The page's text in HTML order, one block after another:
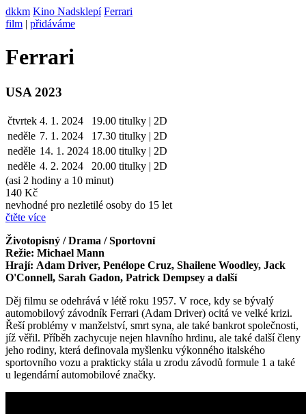
dkkm Kino Nadsklepí Ferrari
film | přidáváme
Ferrari
USA 2023
čtvrtek 4. 1. 2024 19.00 titulky | 2D
neděle 7. 1. 2024 17.30 titulky | 2D
neděle 14. 1. 2024 18.00 titulky | 2D
neděle 4. 2. 2024 20.00 titulky | 2D
(asi 2 hodiny a 10 minut)
140 Kč
nevhodné pro nezletilé osoby do 15 let
čtěte více
Životopisný / Drama / Sportovní
Režie: Michael Mann
Hrají: Adam Driver, Penélope Cruz, Shailene Woodley, Jack
O'Connell, Sarah Gadon, Patrick Dempsey a další
Děj filmu se odehrává v létě roku 1957. V roce, kdy se bývalý
automobilový závodník Ferrari (Adam Driver) ocitá ve velké krizi.
Řeší problémy v manželství, smrt syna, ale také bankrot společnosti,
jíž věřil. Příběh zachycuje nejen hlavního hrdinu, ale také další členy
jeho rodiny, která definovala myšlenku výkonného italského
sportovního vozu a prakticky stála u zrodu závodů formule 1 a také
u legendární automobilové značky.